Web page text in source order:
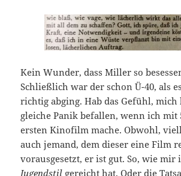
Kein Wunder, dass Miller so
Schließlich war der schon Ü-40, als
richtig abging. Hab das Gefühl,
gleiche Panik befallen, wenn ich mit
ersten Kinofilm mache. Obwohl,
auch jemand, dem dieser eine Film
vorausgesetzt, er ist gut. So, wie mir
Jugendstil gereicht hat. Oder die